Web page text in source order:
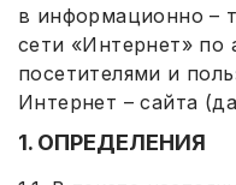
в информационно –
сети «Интернет» по
посетителями и
Интернет – сайта
1. ОПРЕДЕЛЕНИЯ